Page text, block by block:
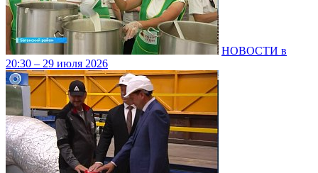
НОВОСТИ в
20:30 – 29 июля 2026